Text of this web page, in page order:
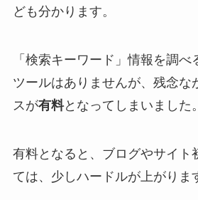
ども分かります。
「検索キーワード」情報を調
ツールはありませんが、残念な
スが有料となってしまいました。
有料となると、ブログやサイト
ては、少しハードルが上がりま